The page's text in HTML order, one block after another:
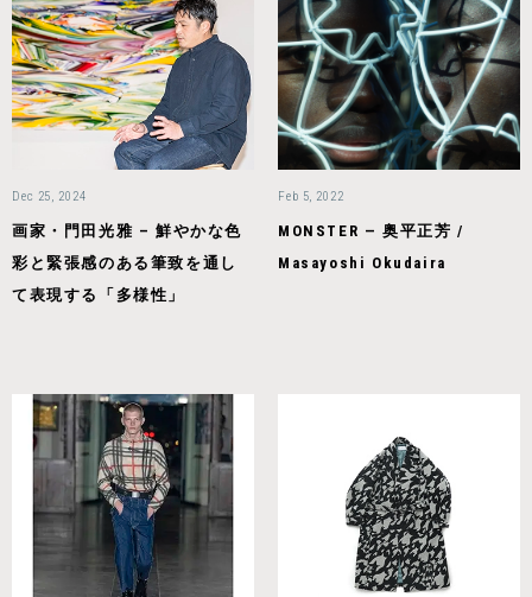
Dec 25, 2024
画家・門田光雅 – 鮮やかな色
彩と緊張感のある筆致を通し
て表現する「多様性」
Feb 5, 2022
MONSTER — 奥平正芳 /
Masayoshi Okudaira